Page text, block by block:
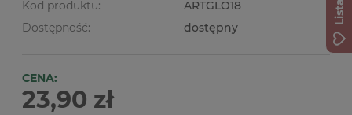
Kod produktu:
ARTGLO18
Dostępność:
dostępny
CENA:
23,90 zł